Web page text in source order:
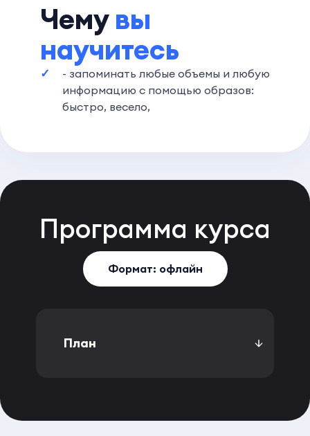
Чемувы
научитесь
- запоминать любые объемы и любую
информацию с помощью образов:
быстро, весело,
Программа курса
Формат: офлайн
План